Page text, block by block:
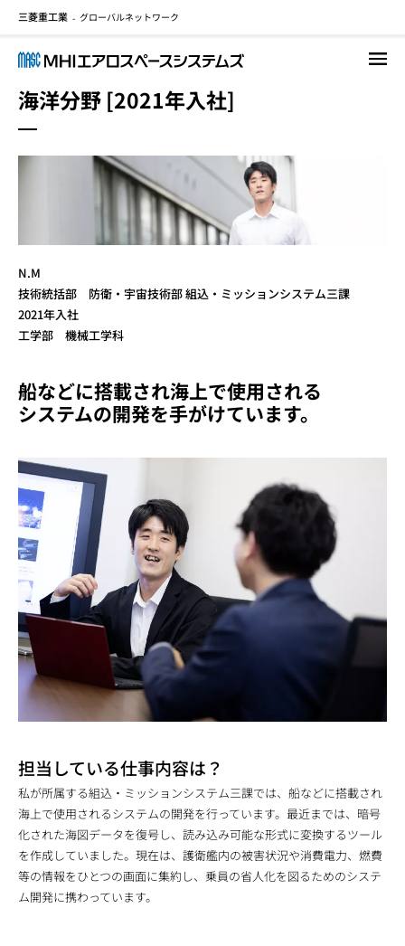
三菱重工業 - グローバルネットワーク
海洋分野 [2021年入社]
N.M
技術統括部 防衛・宇宙技術部 組込・ミッションシステム三課
2021年入社
工学部 機械工学科
船などに搭載され海上で使用される
システムの開発を手がけています。
担当している仕事内容は？
私が所属する組込・ミッションシステム三課では、船などに搭載され
海上で使用されるシステムの開発を行っています。最近までは、暗号
化された海図データを復号し、読み込み可能な形式に変換するツール
を作成していました。現在は、護衛艦内の被害状況や消費電力、燃費
等の情報をひとつの画面に集約し、乗員の省人化を図るためのシステ
ム開発に携わっています。